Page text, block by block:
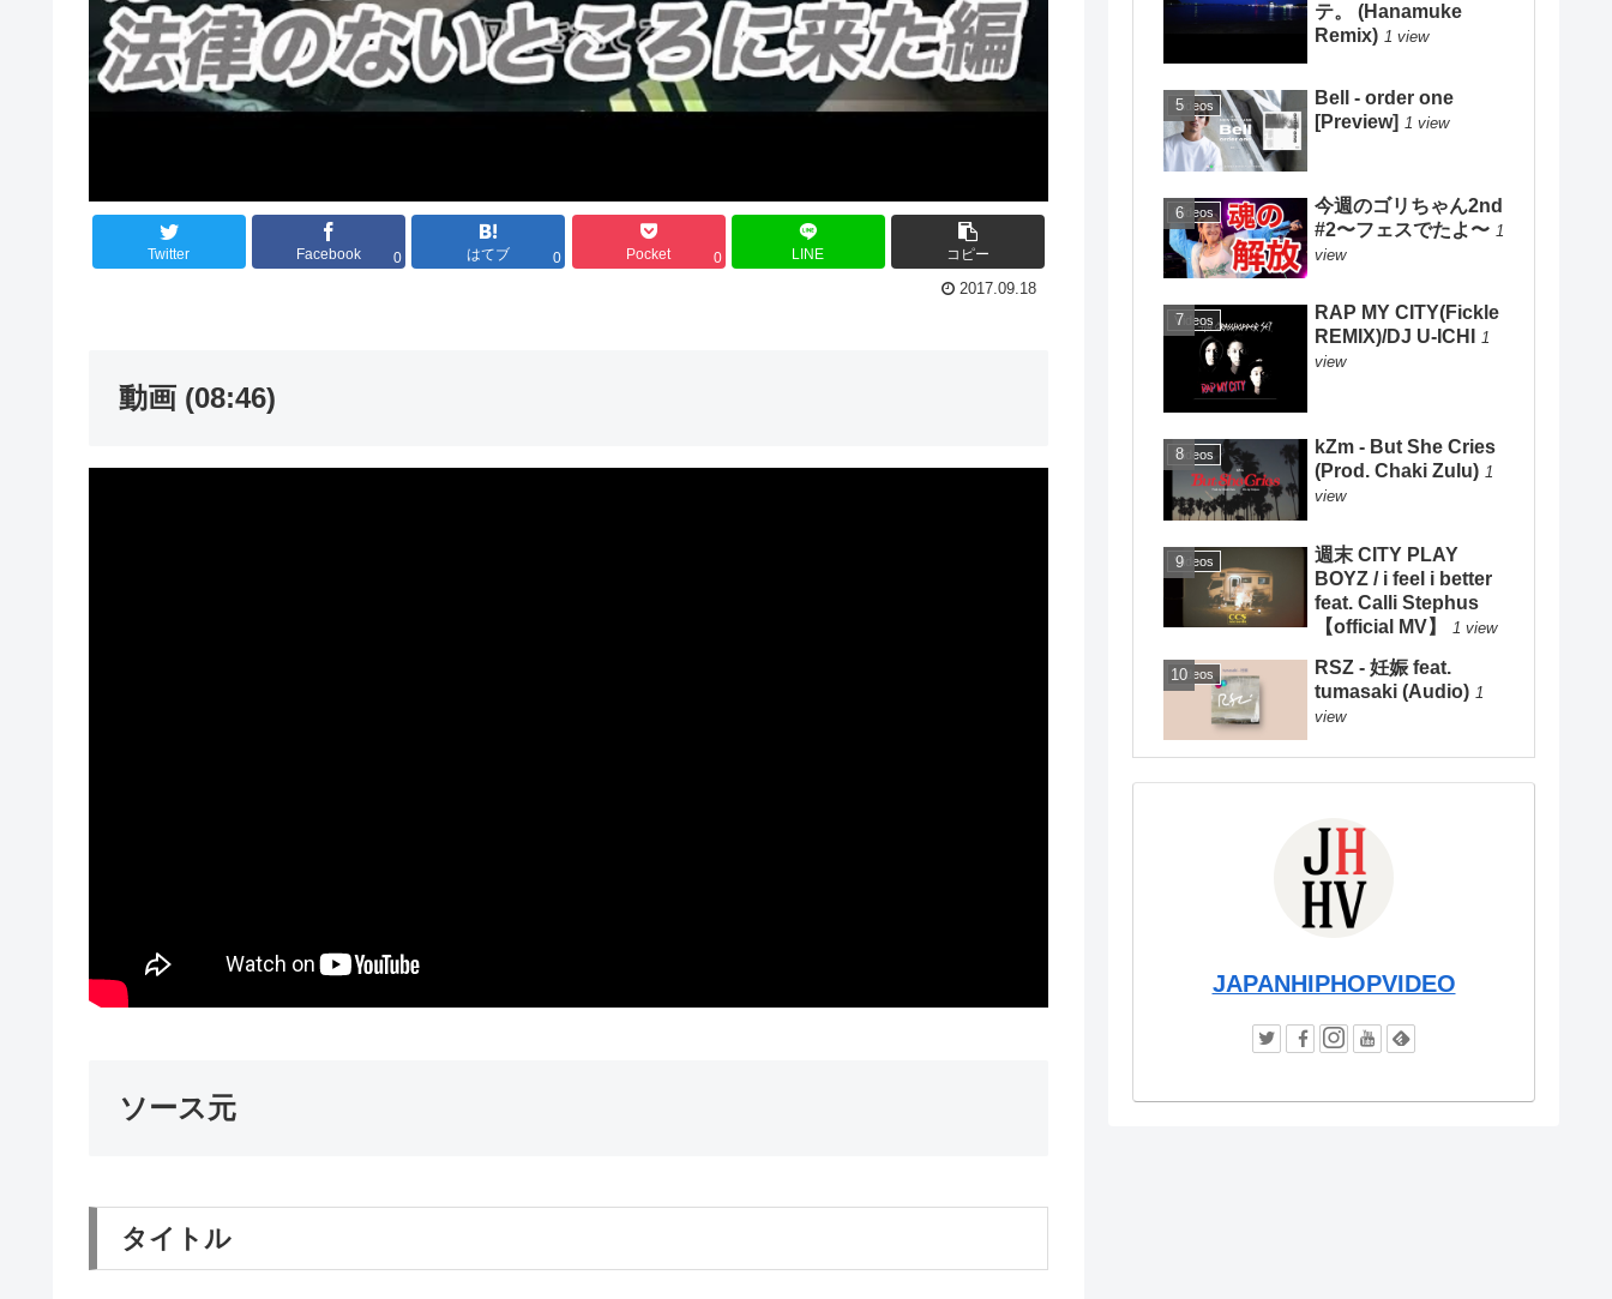
Twitter Facebook 0 はてブ 0 Pocket 0 LINE コピー
2017.09.18
動画 (08:46)
ソース元
タイトル
テ。 (Hanamuke
Remix) 1 view
Videos
Bell - order one
[Preview] 1 view
Videos
今週のゴリちゃん2nd
#2〜フェスでたよ〜 1
view
Videos
RAP MY CITY(Fickle
REMIX)/DJ U-ICHI
1
view
Videos
kZm - But She Cries
(Prod. Chaki Zulu) 1
view
Videos
週末 CITY PLAY
BOYZ / i feel i better
feat. Calli Stephus
【official MV】
1 view
Videos
RSZ - 妊娠 feat.
tumasaki (Audio) 1
view
JAPANHIPHOPVIDEO